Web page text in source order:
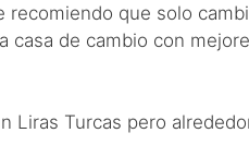
recomiendo que solo
casa de cambio con
Liras Turcas pero